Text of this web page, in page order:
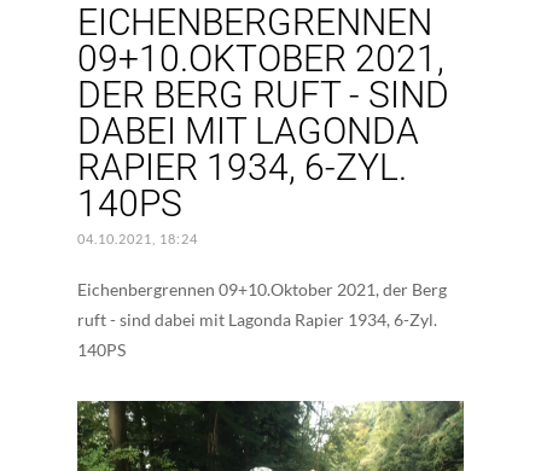
EICHENBERGRENNEN
09+10.OKTOBER 2021,
DER BERG RUFT - SIND
DABEI MIT LAGONDA
RAPIER 1934, 6-ZYL.
140PS
04.10.2021, 18:24
Eichenbergrennen 09+10.Oktober 2021, der Berg
ruft - sind dabei mit Lagonda Rapier 1934, 6-Zyl.
140PS